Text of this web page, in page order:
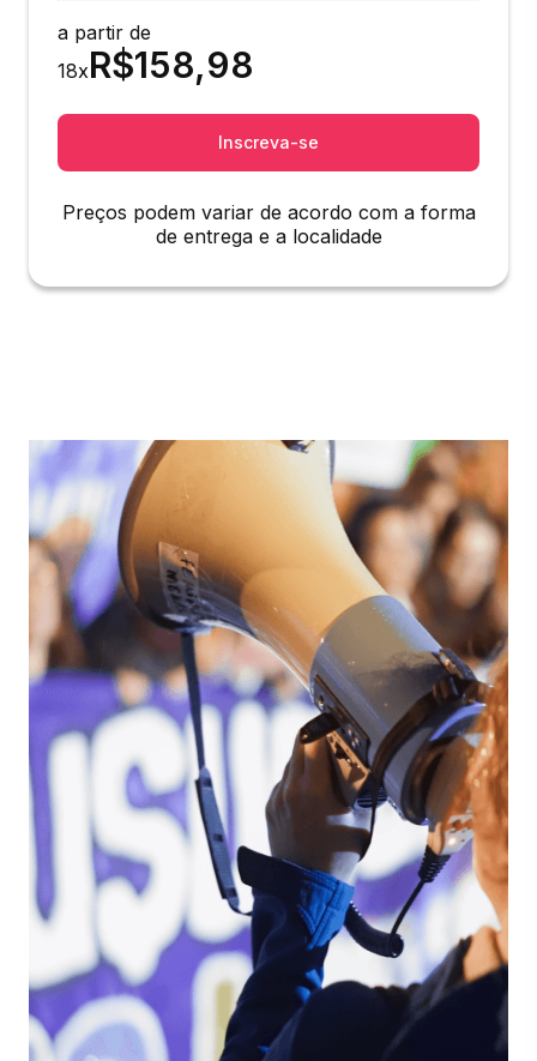
a partir de
18xR$158,98
Inscreva-se
Preços podem variar de acordo com a forma
de entrega e a localidade